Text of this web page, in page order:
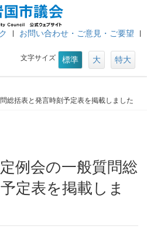
お問い合わせ・ご意見・ご要望
文字サイズ 標準 大 特大
総括表と発言時刻予定表を掲載しました
定表を掲載しま